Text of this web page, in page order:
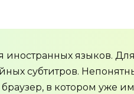
языков. Для
субтитров.
в котором уже